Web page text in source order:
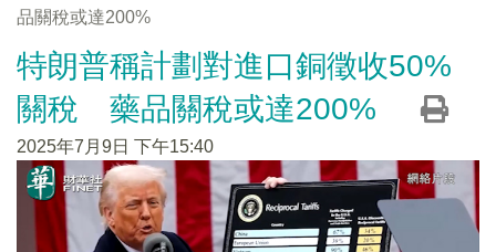
品關稅或達200%
特朗普稱計劃對進口銅徵收50%
關稅 藥品關稅或達200%
2025年7月9日 下午15:40